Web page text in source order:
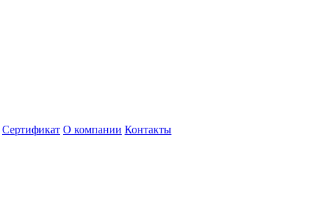
Сертификат О компании Контакты